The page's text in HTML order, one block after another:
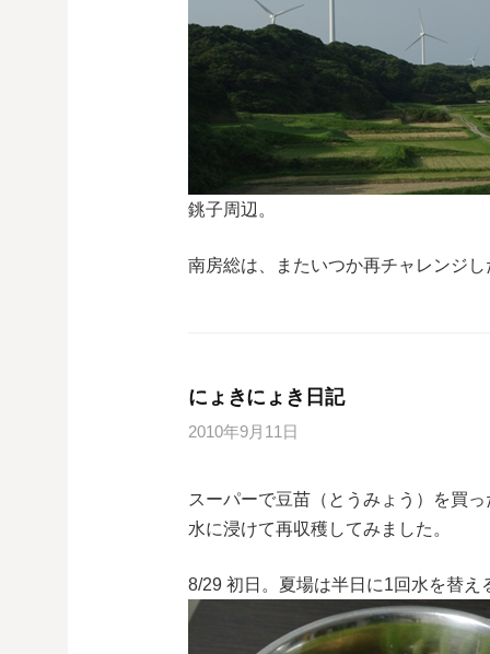
銚子周辺。
南房総は、またいつか再チャレンジし
にょきにょき日記
2010年9月11日
スーパーで豆苗（とうみょう）を買
水に浸けて再収穫してみました。
8/29 初日。夏場は半日に1回水を替え